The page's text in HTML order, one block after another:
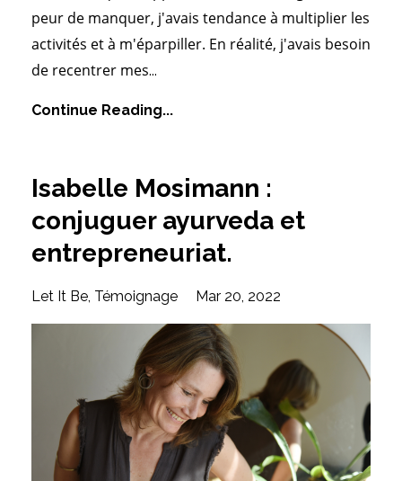
peur de manquer, j'avais tendance à multiplier les
activités et à m'éparpiller. En réalité, j'avais besoin
de recentrer mes...
Continue Reading...
Isabelle Mosimann :
conjuguer ayurveda et
entrepreneuriat.
Let It Be Témoignage Mar 20, 2022